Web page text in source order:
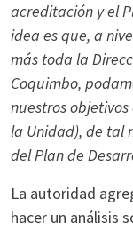
acreditación y el
idea es que, a
más toda la
Coquimbo,
nuestros objetivos
la Unidad), de tal
del Plan de
La autoridad
hacer un análisis